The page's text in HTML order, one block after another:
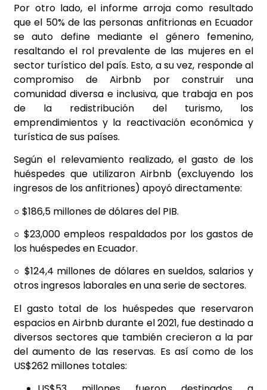
Por otro lado, el informe arroja como resultado
que el 50% de las personas anfitrionas en Ecuador
se auto define mediante el género femenino,
resaltando el rol prevalente de las mujeres en el
sector turístico del país. Esto, a su vez, responde al
compromiso de Airbnb por construir una
comunidad diversa e inclusiva, que trabaja en pos
de la redistribución del turismo, los
emprendimientos y la reactivación económica y
turística de sus países.
Según el relevamiento realizado, el gasto de los
huéspedes que utilizaron Airbnb (excluyendo los
ingresos de los anfitriones) apoyó directamente:
○ $186,5 millones de dólares del PIB.
○ $23,000 empleos respaldados por los gastos de
los huéspedes en Ecuador.
○ $124,4 millones de dólares en sueldos, salarios y
otros ingresos laborales en una serie de sectores.
El gasto total de los huéspedes que reservaron
espacios en Airbnb durante el 2021, fue destinado a
diversos sectores que también crecieron a la par
del aumento de las reservas. Es así como de los
US$262 millones totales: